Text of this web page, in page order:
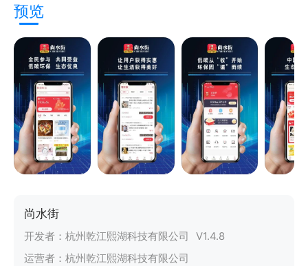
预览
尚水街
开发者： 杭州乾江熙湖科技有限公司 V1.4.8
运营者： 杭州乾江熙湖科技有限公司